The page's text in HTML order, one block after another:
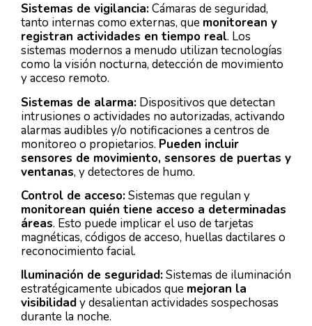
Sistemas de vigilancia:Cámaras de seguridad,
tanto internas como externas, que monitorean y
registran actividades en tiempo real. Los
sistemas modernos a menudo utilizan tecnologías
como la visión nocturna, detección de movimiento
y acceso remoto.
Sistemas de alarma: Dispositivos que detectan
intrusiones o actividades no autorizadas, activando
alarmas audibles y/o notificaciones a centros de
monitoreo o propietarios. Pueden incluir
sensores de movimiento, sensores de puertas y
ventanas, y detectores de humo.
Control de acceso:Sistemas que regulan y
monitorean quién tiene acceso a determinadas
áreas. Esto puede implicar el uso de tarjetas
magnéticas, códigos de acceso, huellas dactilares o
reconocimiento facial.
Iluminación de seguridad:Sistemas de iluminación
estratégicamente ubicados que mejoran la
visibilidady desalientan actividades sospechosas
durante la noche.